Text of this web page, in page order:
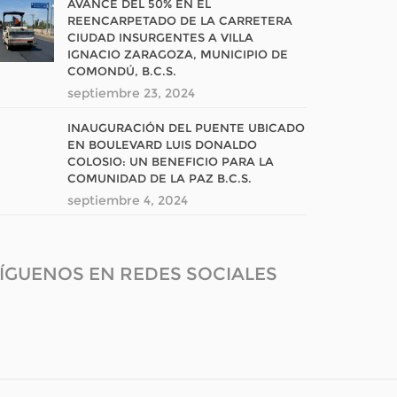
AVANCE DEL 50% EN EL
REENCARPETADO DE LA CARRETERA
CIUDAD INSURGENTES A VILLA
IGNACIO ZARAGOZA, MUNICIPIO DE
COMONDÚ, B.C.S.
septiembre 23, 2024
INAUGURACIÓN DEL PUENTE UBICADO
EN BOULEVARD LUIS DONALDO
COLOSIO: UN BENEFICIO PARA LA
COMUNIDAD DE LA PAZ B.C.S.
septiembre 4, 2024
EN REDES SOCIALES